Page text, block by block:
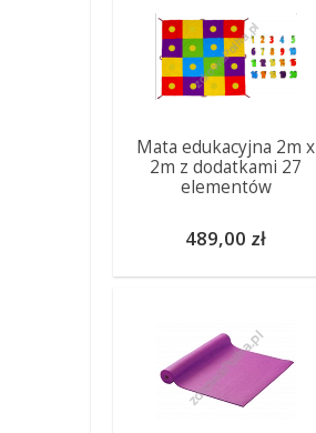
Mata edukacyjna 2m x
2m z dodatkami 27
elementów
489,00 zł